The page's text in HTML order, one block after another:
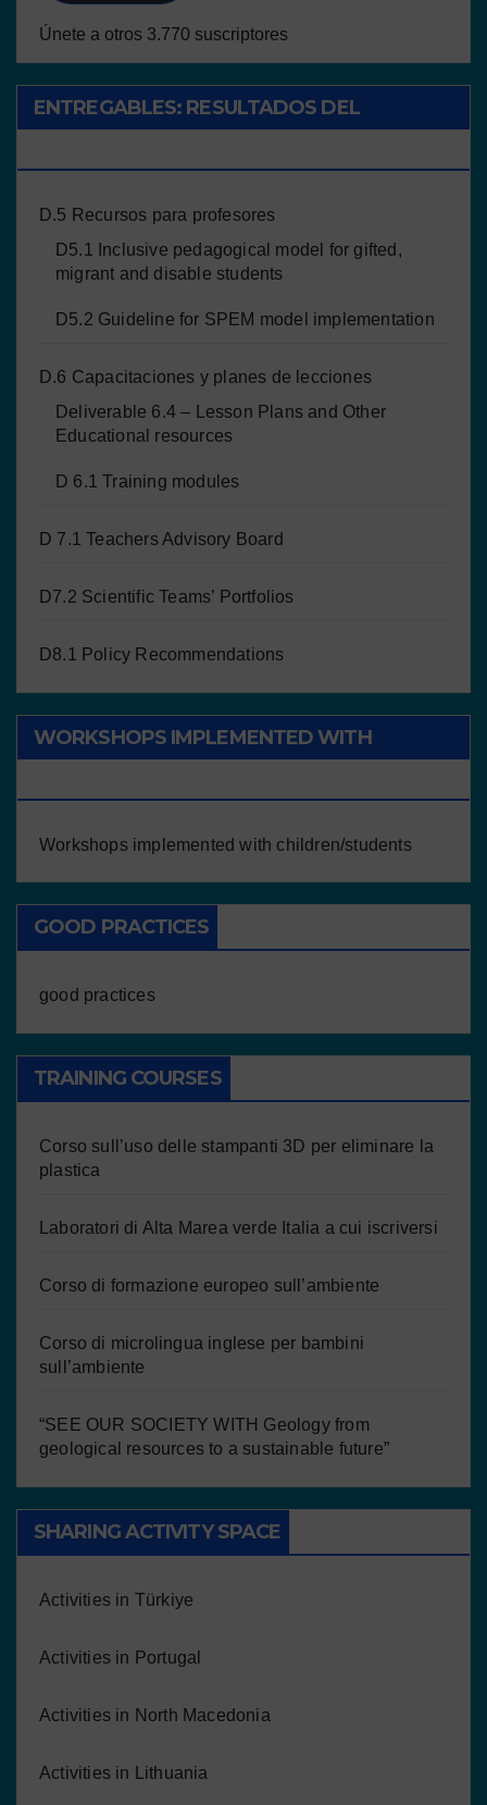
Únete a otros 3.770 suscriptores
ENTREGABLES: RESULTADOS DEL
D.5 Recursos para profesores
D5.1 Inclusive pedagogical model for gifted,
migrant and disable students
D5.2 Guideline for SPEM model implementation
D.6 Capacitaciones y planes de lecciones
Deliverable 6.4 – Lesson Plans and Other
Educational resources
D 6.1 Training modules
D 7.1 Teachers Advisory Board
D7.2 Scientific Teams’ Portfolios
D8.1 Policy Recommendations
WORKSHOPS IMPLEMENTED WITH
Workshops implemented with children/students
GOOD PRACTICES
good practices
TRAINING COURSES
Corso sull’uso delle stampanti 3D per eliminare la
plastica
Laboratori di Alta Marea verde Italia a cui iscriversi
Corso di formazione europeo sull’ambiente
Corso di microlingua inglese per bambini
sull’ambiente
“SEE OUR SOCIETY WITH Geology from
geological resources to a sustainable future”
SHARING ACTIVITY SPACE
Activities in Türkiye
Activities in Portugal
Activities in North Macedonia
Activities in Lithuania